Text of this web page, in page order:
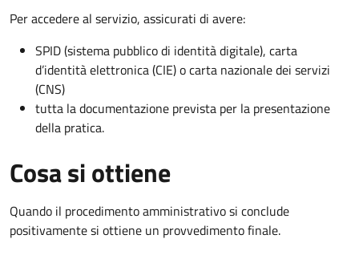
Per accedere al servizio, assicurati di avere:
SPID (sistema pubblico di identità digitale), carta
d’identità elettronica (CIE) o carta nazionale dei servizi
(CNS)
tutta la documentazione prevista per la presentazione
della pratica.
Cosa si ottiene
Quando il procedimento amministrativo si conclude
positivamente si ottiene un provvedimento finale.